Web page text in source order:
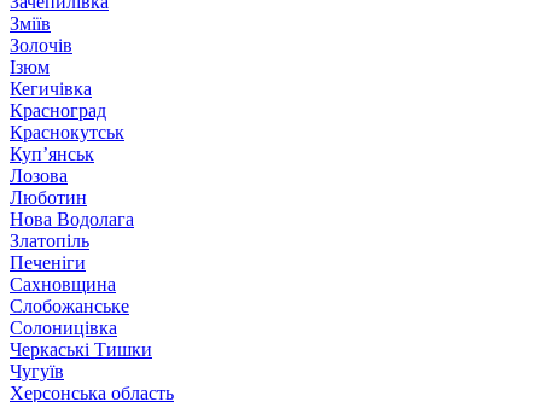
Зміїв
Золочів
Ізюм
Кегичівка
Красноград
Краснокутськ
Куп’янськ
Лозова
Люботин
Нова Водолага
Златопіль
Печеніги
Сахновщина
Слобожанське
Солоницівка
Черкаські Тишки
Чугуїв
Херсонська область